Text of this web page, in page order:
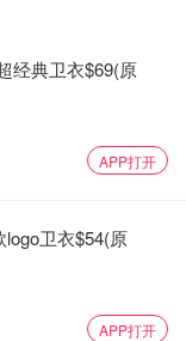
经典卫衣$69(原
APP打开
logo卫衣$54(原
APP打开